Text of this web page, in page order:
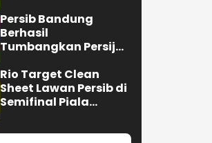
Persib Bandung
Berhasil
Tumbangkan Persija
-1
Rio Target Clean
Sheet Lawan Persib di
Semifinal Piala